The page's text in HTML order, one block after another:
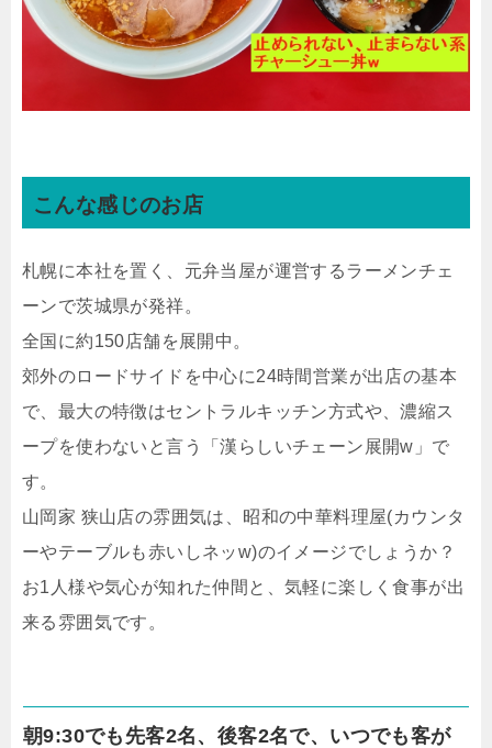
こんな感じのお店
札幌に本社を置く、元弁当屋が運営するラーメンチェ
ーンで茨城県が発祥。
全国に約150店舗を展開中。
郊外のロードサイドを中心に24時間営業が出店の基本
で、最大の特徴はセントラルキッチン方式や、濃縮ス
ープを使わないと言う「漢らしいチェーン展開w」で
す。
山岡家 狭山店の雰囲気は、昭和の中華料理屋(カウンタ
ーやテーブルも赤いしネッw)のイメージでしょうか？
お1人様や気心が知れた仲間と、気軽に楽しく食事が出
来る雰囲気です。
朝9:30でも先客2名、後客2名で、いつでも客が